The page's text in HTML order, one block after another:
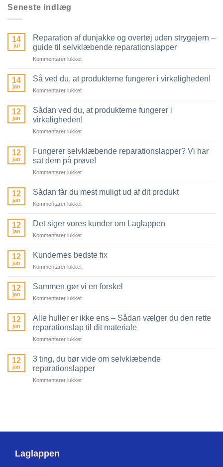
Seneste indlæg
14
jul
Reparation af dunjakke og overtøj uden strygejern –
guide til selvklæbende reparationslapper
Kommentarer lukkettil
dunjakke
og
uden
strygejern
guide
selvklæbende
reparationslapper
14
jan
Så ved du, at produkterne fungerer i virkeligheden!
Kommentarer lukkettil
du,
at
produkterne
i
virkeligheden!
12
jan
Sådan ved du, at produkterne fungerer i
virkeligheden!
Kommentarer lukkettil
ved
at
produkterne
i
12
jan
Fungerer selvklæbende reparationslapper? Vi har
sat dem på prøve!
Kommentarer lukkettil
selvklæbende
reparationslapper?
Vi
sat
12
jan
Sådan får du mest muligt ud af dit produkt
Kommentarer lukkettil
mest
ud
12
jan
Det siger vores kunder om Laglappen
Kommentarer lukkettil
siger
kunder
Laglappen
12
jan
Kundernes bedste fix
Kommentarer lukkettil
bedste
12
jan
Sammen gør vi en forskel
Kommentarer lukkettil
gør
en
forskel
12
jan
Alle huller er ikke ens – Sådan vælger du den rette
reparationslap til dit materiale
Kommentarer lukkettil
huller
ikke
ens
rette
12
jan
3 ting, du bør vide om selvklæbende
reparationslapper
Kommentarer lukkettil
om
Laglappen